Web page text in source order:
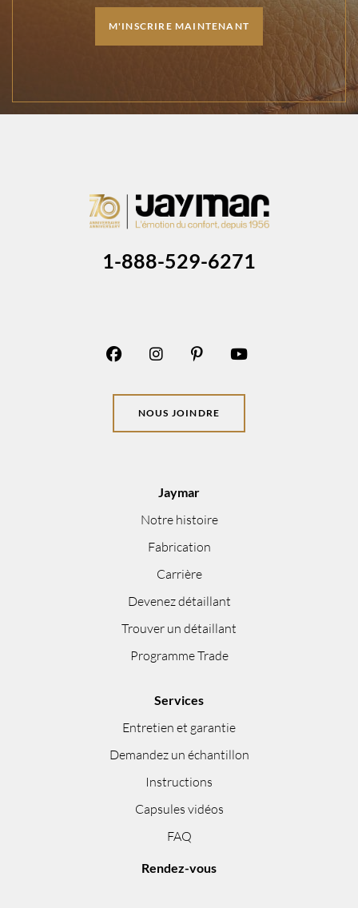
M'INSCRIRE MAINTENANT
1-888-529-6271
NOUS JOINDRE
Jaymar
Notre histoire
Fabrication
Carrière
Devenez détaillant
Trouver un détaillant
Programme Trade
Services
Entretien et garantie
Demandez un échantillon
Instructions
Capsules vidéos
FAQ
Rendez-vous